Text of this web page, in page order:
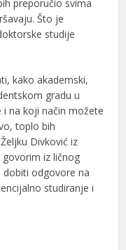
preporučio svima
Što je
studije
kako akademski,
gradu u
i na koji način možete
toplo bih
Divković iz
govorim iz ličnog
dobiti odgovore na
studiranje i